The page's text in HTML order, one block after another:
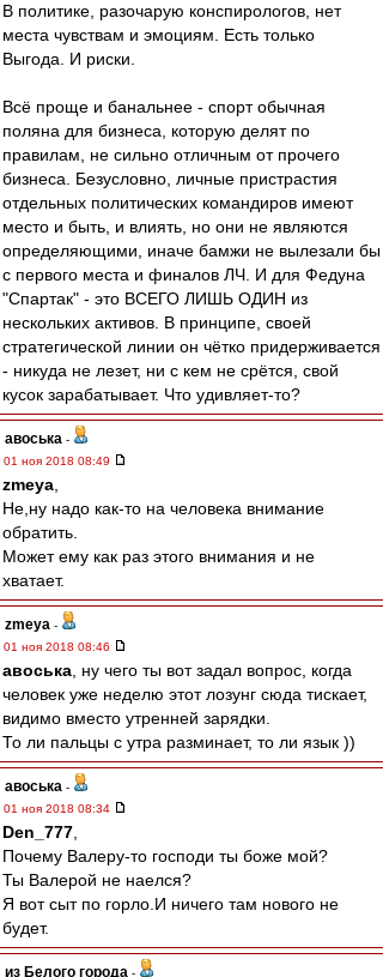
В политике, разочарую конспирологов, нет
места чувствам и эмоциям. Есть только
Выгода. И риски.
Всё проще и банальнее - спорт обычная
поляна для бизнеса, которую делят по
правилам, не сильно отличным от прочего
бизнеса. Безусловно, личные пристрастия
отдельных политических командиров имеют
место и быть, и влиять, но они не являются
определяющими, иначе бамжи не вылезали бы
с первого места и финалов ЛЧ. И для Федуна
"Спартак" - это ВСЕГО ЛИШЬ ОДИН из
нескольких активов. В принципе, своей
стратегической линии он чётко придерживается
- никуда не лезет, ни с кем не срётся, свой
кусок зарабатывает. Что удивляет-то?
авоська -
01 ноя 2018 08:49
zmeya
Не,ну надо как-то на человека внимание
обратить.
Может ему как раз этого внимания и не
хватает.
zmeya -
01 ноя 2018 08:46
авоська , ну чего ты вот задал вопрос, когда
человек уже неделю этот лозунг сюда тискает,
видимо вместо утренней зарядки.
То ли пальцы с утра разминает, то ли язык ))
авоська -
01 ноя 2018 08:34
Den_777
Почему Валеру-то господи ты боже мой?
Ты Валерой не наелся?
Я вот сыт по горло.И ничего там нового не
будет.
из Белого города -